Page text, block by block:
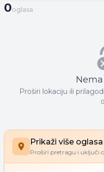
0 oglasa
0oglasa
Proširi lokaciju ili
Prikaži više
Proširi pretragu i uključi